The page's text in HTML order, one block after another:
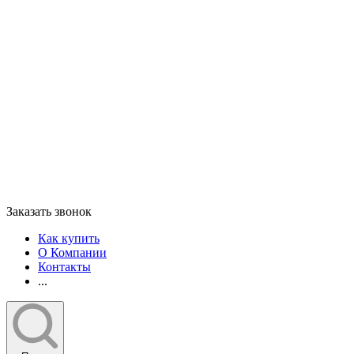
Заказать звонок
Как купить
О Компании
Контакты
...